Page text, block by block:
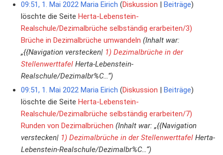
09:51, 1. Mai 2022 Maria Eirich Diskussion
Beiträge
löschte die Seite Herta-Lebenstein-
Realschule/Dezimalbrüche selbständig erarbeiten/3)
Brüche in Dezimalbrüche umwandeln (Inhalt war:
„{{Navigation verstecken| 1) Dezimalbrüche in der
StellenwerttafelHerta-Lebenstein-
Realschule/Dezimalbr%C…“)
09:51, 1. Mai 2022 Maria Eirich Diskussion
Beiträge
löschte die Seite Herta-Lebenstein-
Realschule/Dezimalbrüche selbständig erarbeiten/7)
Runden von Dezimalbrüchen (Inhalt war: „{{Navigation
verstecken| 1) Dezimalbrüche in der StellenwerttafelHerta-
Lebenstein-Realschule/Dezimalbr%C…“)